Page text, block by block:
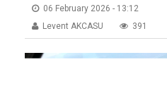
06 February 2026 - 13:12
Levent AKCASU
391